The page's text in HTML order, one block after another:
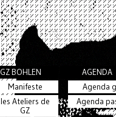
GZ BOHLEN
Manifeste
les Ateliers de
GZ
AGENDA
Agenda
Agenda